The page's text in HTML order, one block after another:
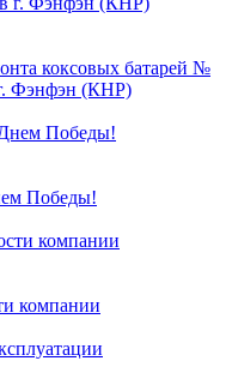
коксовых батарей №
Фэнфэн (КНР)
Победы!
компании